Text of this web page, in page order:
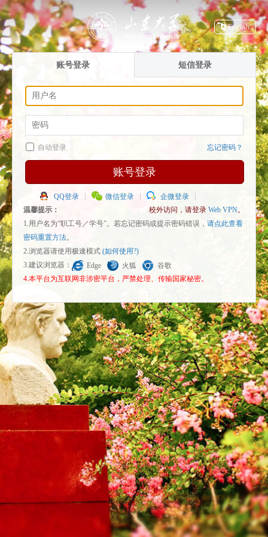
English
账号登录 短信登录
自动登录 忘记密码？
账号登录
QQ登录 微信登录
企微登录
温馨提示：
校外访问，请登录 Web VPN。
1.用户名为“职工号／学号”。若忘记密码或提示密码错误， 请点此查看
密码重置方法。
2.浏览器请使用极速模式 (如何使用?)
3.建议浏览器：
Edge 火狐
谷歌
4.本平台为互联网非涉密平台，严禁处理、传输国家秘密。